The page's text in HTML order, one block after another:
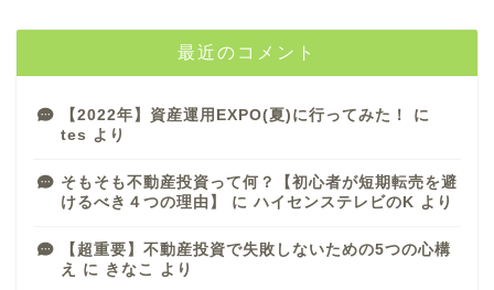
最近のコメント
【2022年】資産運用EXPO(夏)に行ってみた！
に
tes より
そもそも不動産投資って何？【初心者が短期転売を避
けるべき４つの理由】
に ハイセンステレビのK より
【超重要】不動産投資で失敗しないための5つの心構
え
に きなこ より